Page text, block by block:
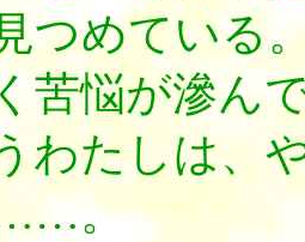
つめている
苦悩が滲ん
たしは、
……。